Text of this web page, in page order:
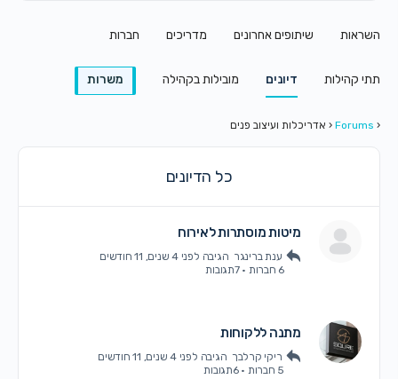
שיתופים אחרונים מדריכים חברות
דיונים מובילות בקהילה
‹ אדריכלות ועיצוב פנים
כל הדיונים
מיטות מוסתרות לאירוח
ענת ברינגר הגיבהלפני 4 שנים, 11 חודשים
· 7תגובות
מתנה ללקוחות
ריקי קרלבך הגיבהלפני 4 שנים, 11 חודשים
· 6תגובות